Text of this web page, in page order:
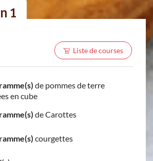
1
Liste de courses
de pommes de terre
en cube
de Carottes
courgettes